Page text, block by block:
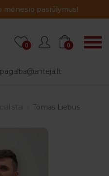
mėnesio pasiūlymus!
pagalba@anteja.lt
0 0
Tomas Liebus